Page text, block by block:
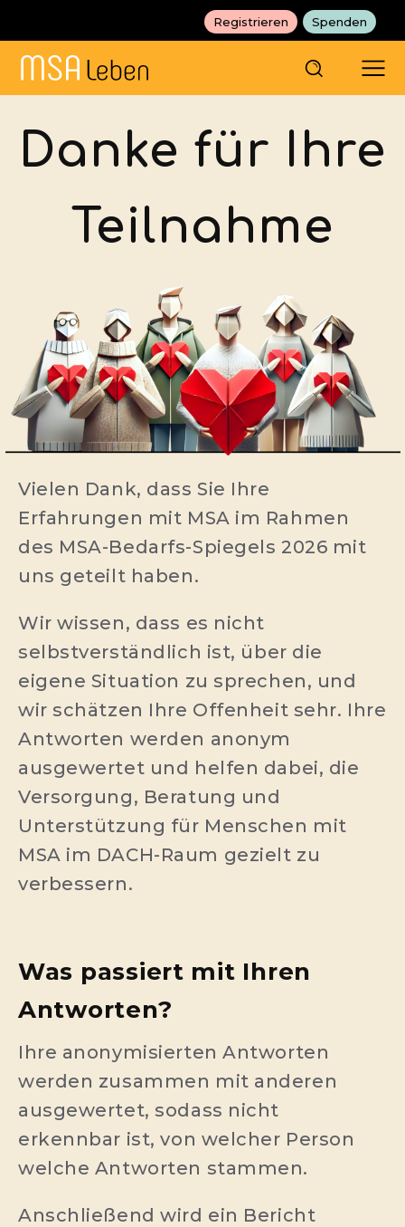
Registrieren Spenden
Danke für Ihre
Teilnahme
Vielen Dank, dass Sie Ihre
Erfahrungen mit MSA im Rahmen
des MSA-Bedarfs-Spiegels 2026 mit
uns geteilt haben.
Wir wissen, dass es nicht
selbstverständlich ist, über die
eigene Situation zu sprechen, und
wir schätzen Ihre Offenheit sehr. Ihre
Antworten werden anonym
ausgewertet und helfen dabei, die
Versorgung, Beratung und
Unterstützung für Menschen mit
MSA im DACH-Raum gezielt zu
verbessern.
Was passiert mit Ihren
Antworten?
Ihre anonymisierten Antworten
werden zusammen mit anderen
ausgewertet, sodass nicht
erkennbar ist, von welcher Person
welche Antworten stammen.
Anschließend wird ein Bericht